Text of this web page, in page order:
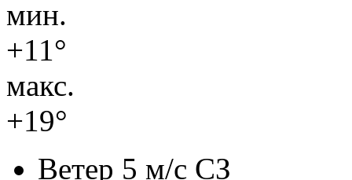
мин.
+11°
макс.
+19°
Ветер 5 м/с СЗ